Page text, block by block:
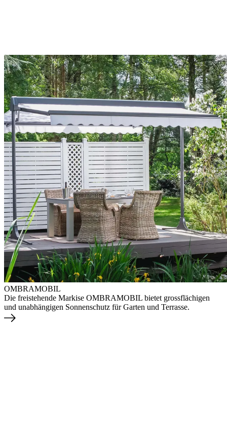
OMBRAMOBIL
Die freistehende Markise OMBRAMOBIL bietet grossflächigen
und unabhängigen Sonnenschutz für Garten und Terrasse.